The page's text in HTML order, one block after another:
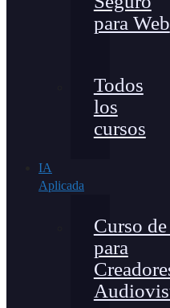
para Web
Todos
los
cursos
IA
Aplicada
Curso
para